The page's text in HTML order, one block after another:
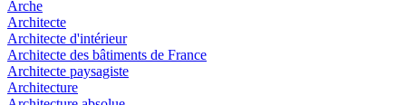
Arche
Architecte
Architecte d'intérieur
Architecte des bâtiments de France
Architecte paysagiste
Architecture